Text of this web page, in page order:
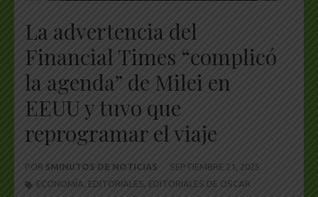
La advertencia del
Financial Times “complicó
la agenda” de Milei en
EEUU y tuvo que
reprogramar el viaje
POR 5MINUTOS DE NOTICIAS
SEPTIEMBRE 21, 2025
ECONOMÍA
EDITORIALES , EDITORIALES DE OSCAR